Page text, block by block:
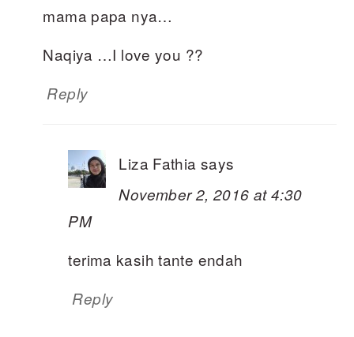
mama papa nya…
Naqiya …I love you ??
Reply
Liza Fathia says
November 2, 2016 at 4:30
PM
terima kasih tante endah
Reply